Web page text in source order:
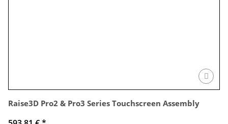
Raise3D Pro2 & Pro3 Series Touchscreen Assembly